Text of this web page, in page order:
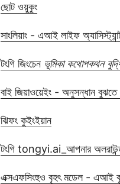
ছোট ওয়ুকুং
সাংলিয়াং - এআই লাইফ
টংগি জিংচেন ভূমিকা কথোপকথন
বাই জিয়াওয়েইং - অনুসন্ধান
ঝিফং কুইংইয়ান
টংগি tongyi.ai_আপনার
এক্সএফসিংহুও বৃহৎ মডেল - এআই